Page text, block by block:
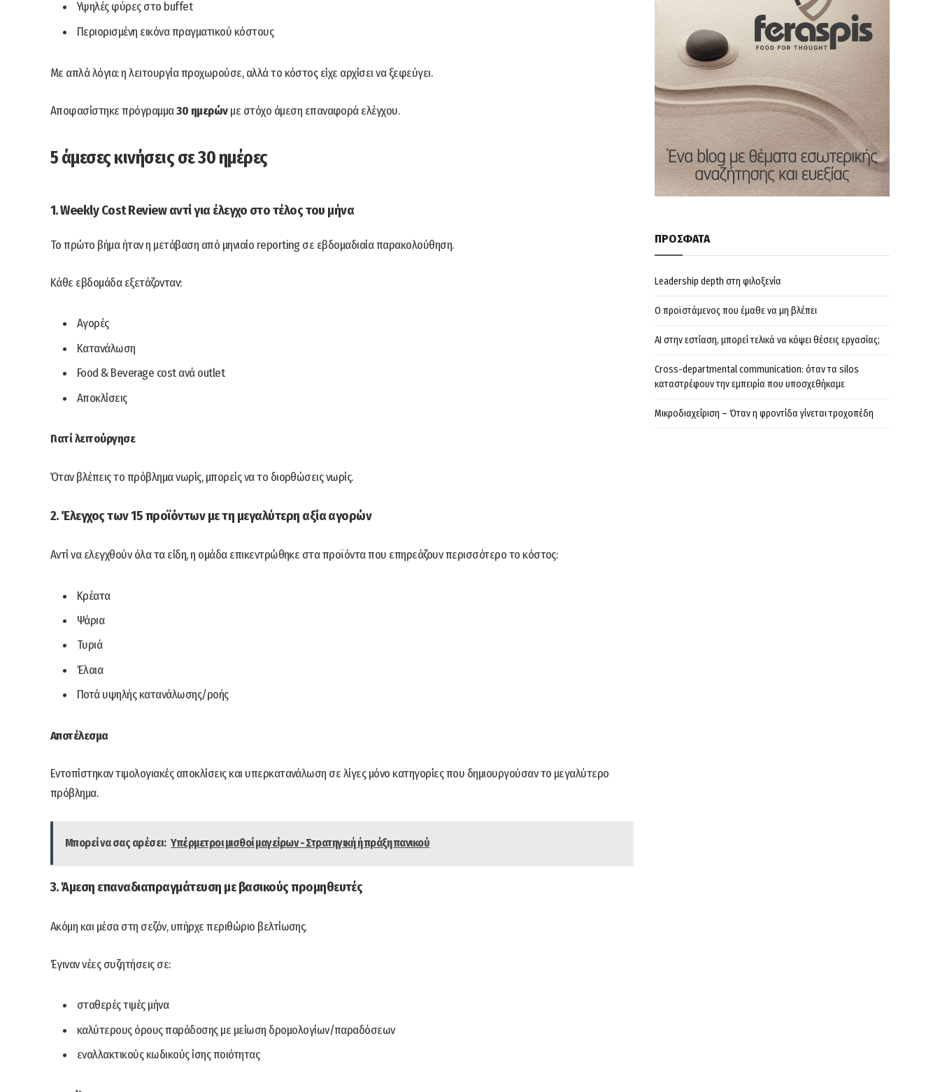
Υψηλές φύρες στο buffet
Περιορισμένη εικόνα πραγματικού κόστους
Με απλά λόγια: η λειτουργία προχωρούσε, αλλά το κόστος είχε αρχίσει να ξεφεύγει.
Αποφασίστηκε πρόγραμμα30 ημερώνμε στόχο άμεση επαναφορά ελέγχου.
5 άμεσες κινήσεις σε 30 ημέρες
1. Weekly Cost Review αντί για έλεγχο στο τέλος του μήνα
Το πρώτο βήμα ήταν η μετάβαση από μηνιαίο reporting σε εβδομαδιαία παρακολούθηση.
Κάθε εβδομάδα εξετάζονταν:
Aγορές
Kατανάλωση
Food & Beverage cost ανά outlet
Αποκλίσεις
Γιατί λειτούργησε
Όταν βλέπεις το πρόβλημα νωρίς, μπορείς να το διορθώσεις νωρίς.
2. Έλεγχος των 15 προϊόντων με τη μεγαλύτερη αξία αγορών
Αντί να ελεγχθούν όλα τα είδη, η ομάδα επικεντρώθηκε στα προϊόντα που επηρεάζουν περισσότερο το κόστος:
Κρέατα
Ψάρια
Τυριά
Έλαια
Ποτά υψηλής κατανάλωσης/ροής
Αποτέλεσμα
Εντοπίστηκαν τιμολογιακές αποκλίσεις και υπερκατανάλωση σε λίγες μόνο κατηγορίες που δημιουργούσαν το μεγαλύτερο
πρόβλημα.
Μπορεί να σας αρέσει: Υπέρμετροι μισθοί μαγείρων - Στρατηγική ή πράξη πανικού
3. Άμεση επαναδιαπραγμάτευση με βασικούς προμηθευτές
Ακόμη και μέσα στη σεζόν, υπήρχε περιθώριο βελτίωσης.
Έγιναν νέες συζητήσεις σε:
σταθερές τιμές μήνα
καλύτερους όρους παράδοσης με μείωση δρομολογίων/παραδόσεων
εναλλακτικούς κωδικούς ίσης ποιότητας
ΠΡΟΣΦΑΤΑ
Leadership depth στη φιλοξενία
Ο προϊστάμενος που έμαθε να μη βλέπει
AI στην εστίαση, μπορεί τελικά να κόψει θέσεις εργασίας;
Cross-departmental communication: όταν τα silos
καταστρέφουν την εμπειρία που υποσχεθήκαμε
Μικροδιαχείριση – Όταν η φροντίδα γίνεται τροχοπέδη